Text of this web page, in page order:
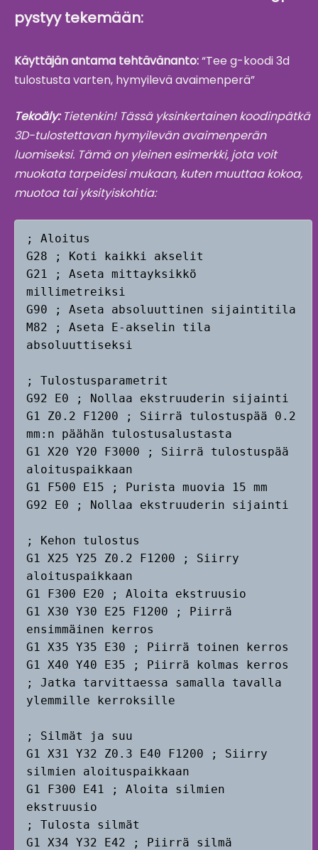
pystyy tekemään:
Käyttäjän antama tehtävänanto:“Tee g-koodi 3d
tulostusta varten, hymyilevä avaimenperä”
Tekoäly: Tietenkin! Tässä yksinkertainen koodinpätkä
3D-tulostettavan hymyilevän avaimenperän
luomiseksi. Tämä on yleinen esimerkki, jota voit
muokata tarpeidesi mukaan, kuten muuttaa kokoa,
muotoa tai yksityiskohtia:
; Aloitus
G28 ; Koti kaikki akselit
G21 ; Aseta mittayksikkö
millimetreiksi
G90 ; Aseta absoluuttinen sijaintitila
M82 ; Aseta E-akselin tila
absoluuttiseksi
; Tulostusparametrit
G92 E0 ; Nollaa ekstruuderin sijainti
G1 Z0.2 F1200 ; Siirrä tulostuspää 0.2
mm:n päähän tulostusalustasta
G1 X20 Y20 F3000 ; Siirrä tulostuspää
aloituspaikkaan
G1 F500 E15 ; Purista muovia 15 mm
G92 E0 ; Nollaa ekstruuderin sijainti
; Kehon tulostus
G1 X25 Y25 Z0.2 F1200 ; Siirry
aloituspaikkaan
G1 F300 E20 ; Aloita ekstruusio
G1 X30 Y30 E25 F1200 ; Piirrä
ensimmäinen kerros
G1 X35 Y35 E30 ; Piirrä toinen kerros
G1 X40 Y40 E35 ; Piirrä kolmas kerros
; Jatka tarvittaessa samalla tavalla
ylemmille kerroksille
; Silmät ja suu
G1 X31 Y32 Z0.3 E40 F1200 ; Siirry
silmien aloituspaikkaan
G1 F300 E41 ; Aloita silmien
ekstruusio
; Tulosta silmät
G1 X34 Y32 E42 ; Piirrä silmä